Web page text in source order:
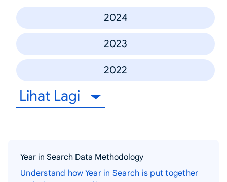
2024
2023
2022
Lihat Lagi
Year in Search Data Methodology
Understand how Year in Search is put together